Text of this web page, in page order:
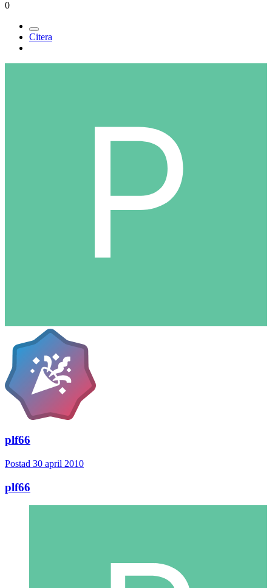
0
Citera
plf66
Postad 30 april 2010
plf66